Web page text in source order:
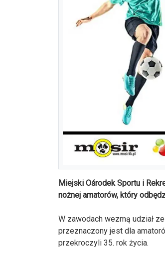
Miejski Ośrodek Sportu i
nożnej amatorów, który
W zawodach wezmą udział
przeznaczony jest dla
przekroczyli 35. rok życia.